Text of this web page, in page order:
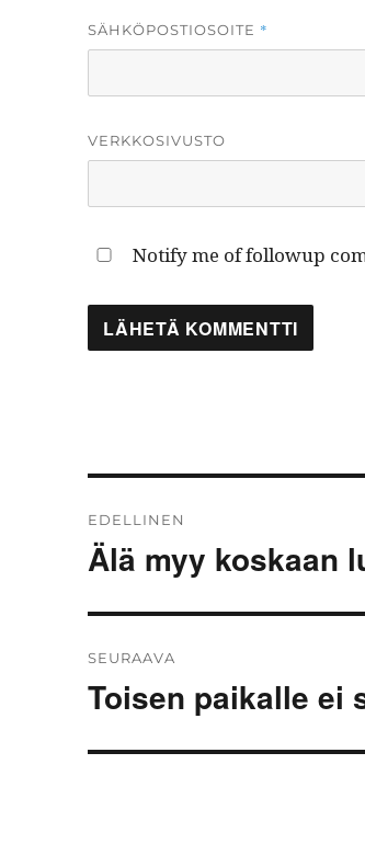
SÄHKÖPOSTIOSOITE *
VERKKOSIVUSTO
Notify me of followup
selaus
EDELLINEN
Edellinen
Älä myy koskaan
SEURAAVA
Seuraava
Toisen paikalle ei